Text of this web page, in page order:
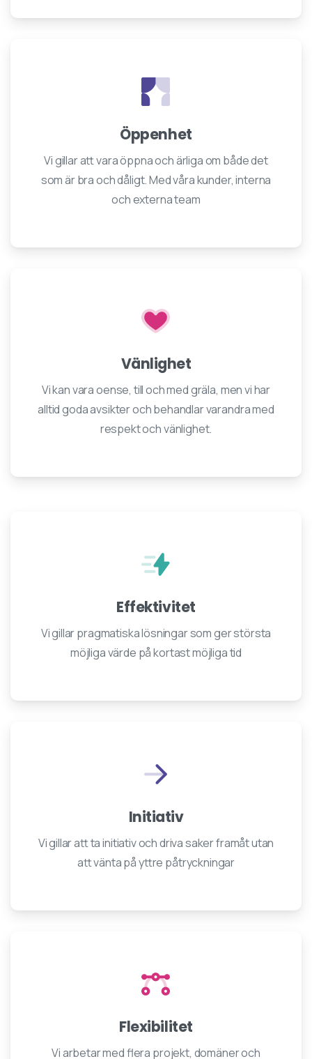
Öppenhet
Vi gillar att vara öppna och ärliga om både det
som är bra och dåligt. Med våra kunder, interna
och externa team
Vänlighet
Vi kan vara oense, till och med gräla, men vi har
alltid goda avsikter och behandlar varandra med
respekt och vänlighet.
Effektivitet
Vi gillar pragmatiska lösningar som ger största
möjliga värde på kortast möjliga tid
Initiativ
Vi gillar att ta initiativ och driva saker framåt utan
att vänta på yttre påtryckningar
Flexibilitet
Vi arbetar med flera projekt, domäner och